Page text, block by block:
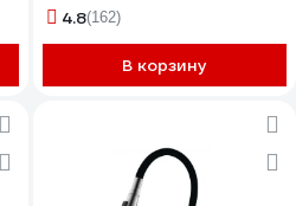
LM3075BL
4.8(162)
В корзину